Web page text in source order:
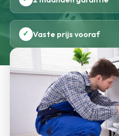
✓ Vaste prijs vooraf